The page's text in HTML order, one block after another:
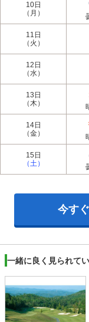
10日
（月）
11日
（火）
12日
（水）
13日
（木）
14日
（金）
15日
（土）
今す
一緒に良く見られて